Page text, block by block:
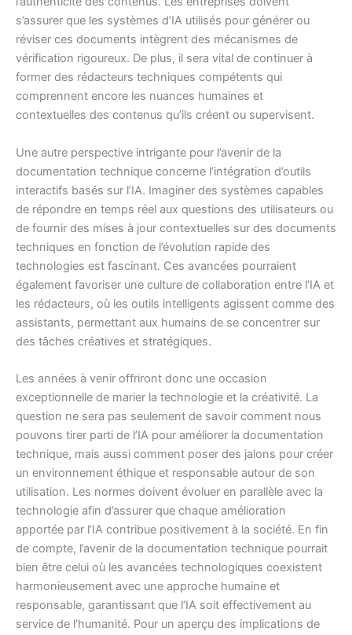
s’assurer que les systèmes d’IA utilisés pour générer ou
réviser ces documents intègrent des mécanismes de
vérification rigoureux. De plus, il sera vital de continuer à
former des rédacteurs techniques compétents qui
comprennent encore les nuances humaines et
contextuelles des contenus qu’ils créent ou supervisent.
Une autre perspective intrigante pour l’avenir de la
documentation technique concerne l’intégration d’outils
interactifs basés sur l’IA. Imaginer des systèmes capables
de répondre en temps réel aux questions des utilisateurs ou
de fournir des mises à jour contextuelles sur des documents
techniques en fonction de l’évolution rapide des
technologies est fascinant. Ces avancées pourraient
également favoriser une culture de collaboration entre l’IA et
les rédacteurs, où les outils intelligents agissent comme des
assistants, permettant aux humains de se concentrer sur
des tâches créatives et stratégiques.
Les années à venir offriront donc une occasion
exceptionnelle de marier la technologie et la créativité. La
question ne sera pas seulement de savoir comment nous
pouvons tirer parti de l’IA pour améliorer la documentation
technique, mais aussi comment poser des jalons pour créer
un environnement éthique et responsable autour de son
utilisation. Les normes doivent évoluer en parallèle avec la
technologie afin d’assurer que chaque amélioration
apportée par l’IA contribue positivement à la société. En fin
de compte, l’avenir de la documentation technique pourrait
bien être celui où les avancées technologiques coexistent
harmonieusement avec une approche humaine et
responsable, garantissant que l’IA soit effectivement au
service de l’humanité. Pour un aperçu des implications de